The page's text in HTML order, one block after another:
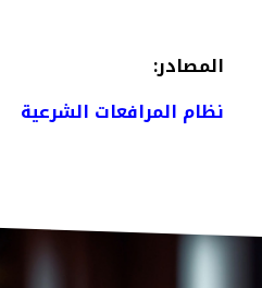
المصادر:
نظام المرافعات الشرعية